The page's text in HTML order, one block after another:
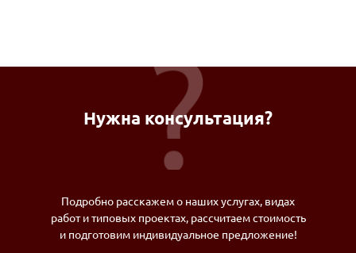
Нужна консультация?
Подробно расскажем о наших услугах, видах
работ и типовых проектах, рассчитаем стоимость
и подготовим индивидуальное предложение!